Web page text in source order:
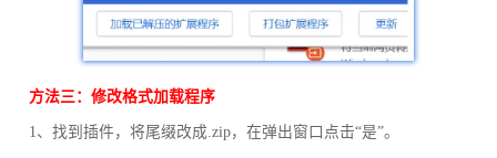
方法三：修改格式加载程序
1、找到插件，将尾缀改成.zip，在弹出窗口点击“是”。